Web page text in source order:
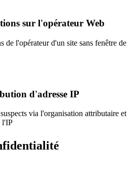
sur l'opérateur Web
de l'opérateur d'un site sans fenêtre de
d'adresse IP
via l'organisation attributaire et
l'IP